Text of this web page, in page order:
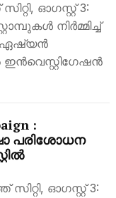
ഓഗസ്റ്റ് 3:
നിർമ്മിച്ച്
ഏഷ്യൻ
:
പരിശോധന
ഓഗസ്റ്റ് 3: